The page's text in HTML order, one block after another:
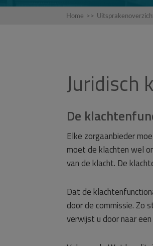
Home >>
Juridisch
De
Elke zorgaanbieder
moet de klachten wel
van de klacht. De
Dat de
door de commissie. Zo
verwijst u door naar